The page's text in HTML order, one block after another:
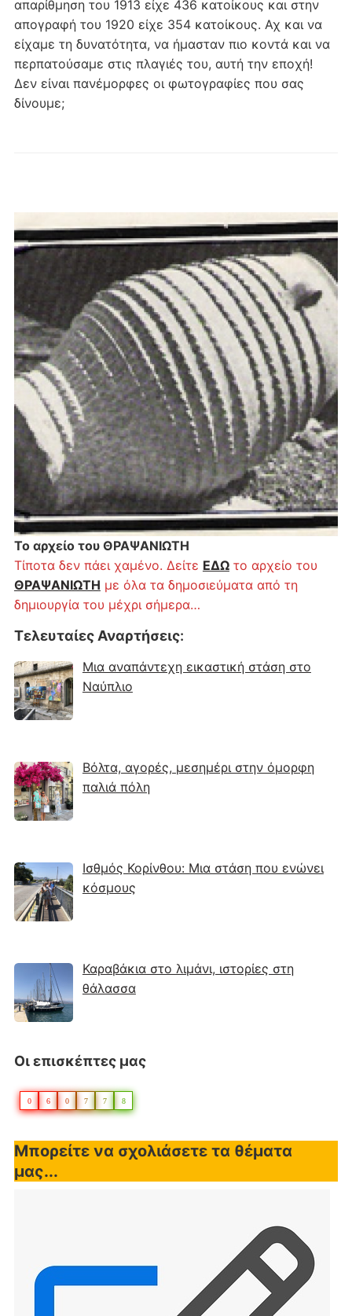
Το αρχείο του ΘΡΑΨΑΝΙΩΤΗ
Τίποτα δεν πάει χαμένο. Δείτε ΕΔΩτο αρχείο του
ΘΡΑΨΑΝΙΩΤΗ με όλα τα δημοσιεύματα από τη
δημιουργία του μέχρι σήμερα…
Τελευταίες Αναρτήσεις:
Μια αναπάντεχη εικαστική στάση στο
Ναύπλιο
Βόλτα, αγορές, μεσημέρι στην όμορφη
παλιά πόλη
Ισθμός Κορίνθου: Μια στάση που ενώνει
κόσμους
Καραβάκια στο λιμάνι, ιστορίες στη
θάλασσα
Οι επισκέπτες μας
0 6 0 7 7 8
Μπορείτε να σχολιάσετε τα θέματα
μας...
απαρίθμηση του 1913 είχε 436 κατοίκους και στην
απογραφή του 1920 είχε 354 κατοίκους. Αχ και να
είχαμε τη δυνατότητα, να ήμασταν πιο κοντά και να
περπατούσαμε στις πλαγιές του, αυτή την εποχή!
Δεν είναι πανέμορφες οι φωτογραφίες που σας
δίνουμε;